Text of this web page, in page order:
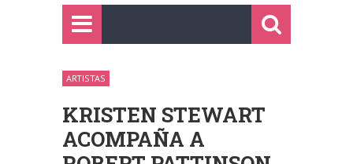
ARTISTAS
KRISTEN STEWART
ACOMPAÑA A